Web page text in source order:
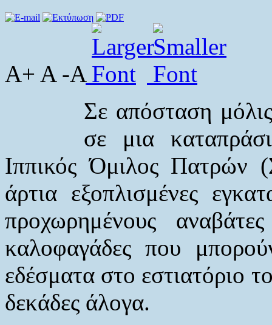
A+ A -A
Σε απόσταση
σε μια
Ιππικός Όμιλος Πατρών
άρτια εξοπλισμένες
προχωρημένους
καλοφαγάδες που
εδέσματα στο εστιατόριο
δεκάδες άλογα.